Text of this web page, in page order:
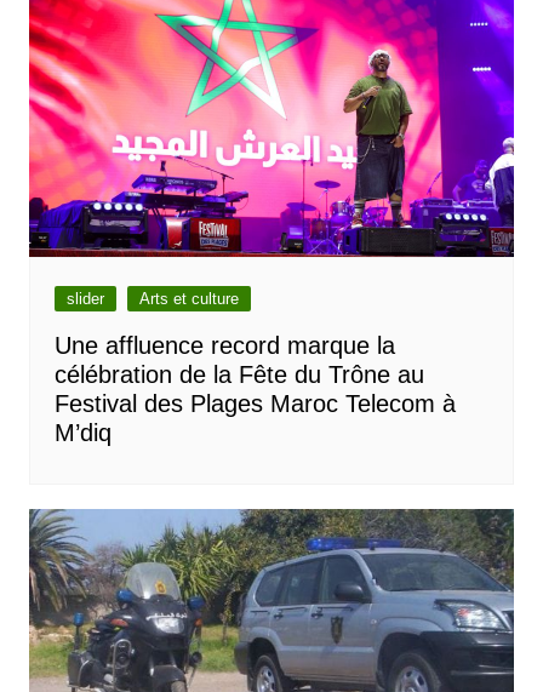
slider Arts et culture
Une affluence record marque la
célébration de la Fête du Trône au
Festival des Plages Maroc Telecom à
M’diq